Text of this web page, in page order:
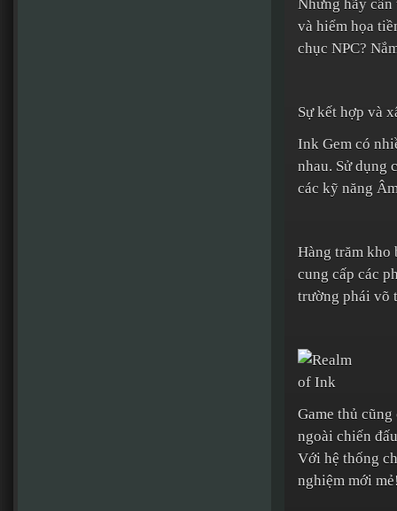
Nhưng hãy cẩn
và hiểm họa
chục NPC?
Sự kết hợp và
Ink Gem có
nhau. Sử dụng
các kỹ năng
Hàng trăm kho
cung cấp các
trường phái võ
Game thủ
ngoài chiến
Với hệ thống
nghiệm mới